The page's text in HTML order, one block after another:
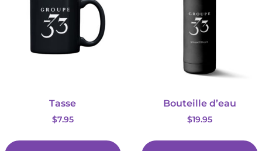
Tasse
$7.95
Bouteille d’eau
$19.95